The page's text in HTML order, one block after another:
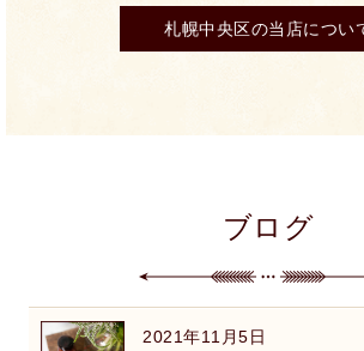
札幌中央区の当店につい
ブログ
2021年11月5日